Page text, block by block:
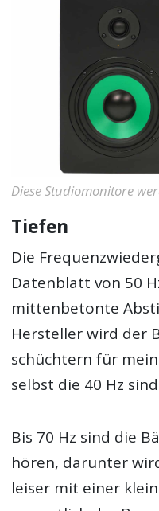
Diese Studiomonitore
Tiefen
Die
Datenblatt von 50
mittenbetonte
Hersteller wird der
schüchtern für
selbst die 40 Hz
Bis 70 Hz sind die
hören, darunter
leiser mit einer